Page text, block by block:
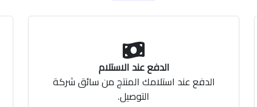
الدفع عند الاستلام
الدفع عند استلامك المنتج من سائق شركة
التوصيل.